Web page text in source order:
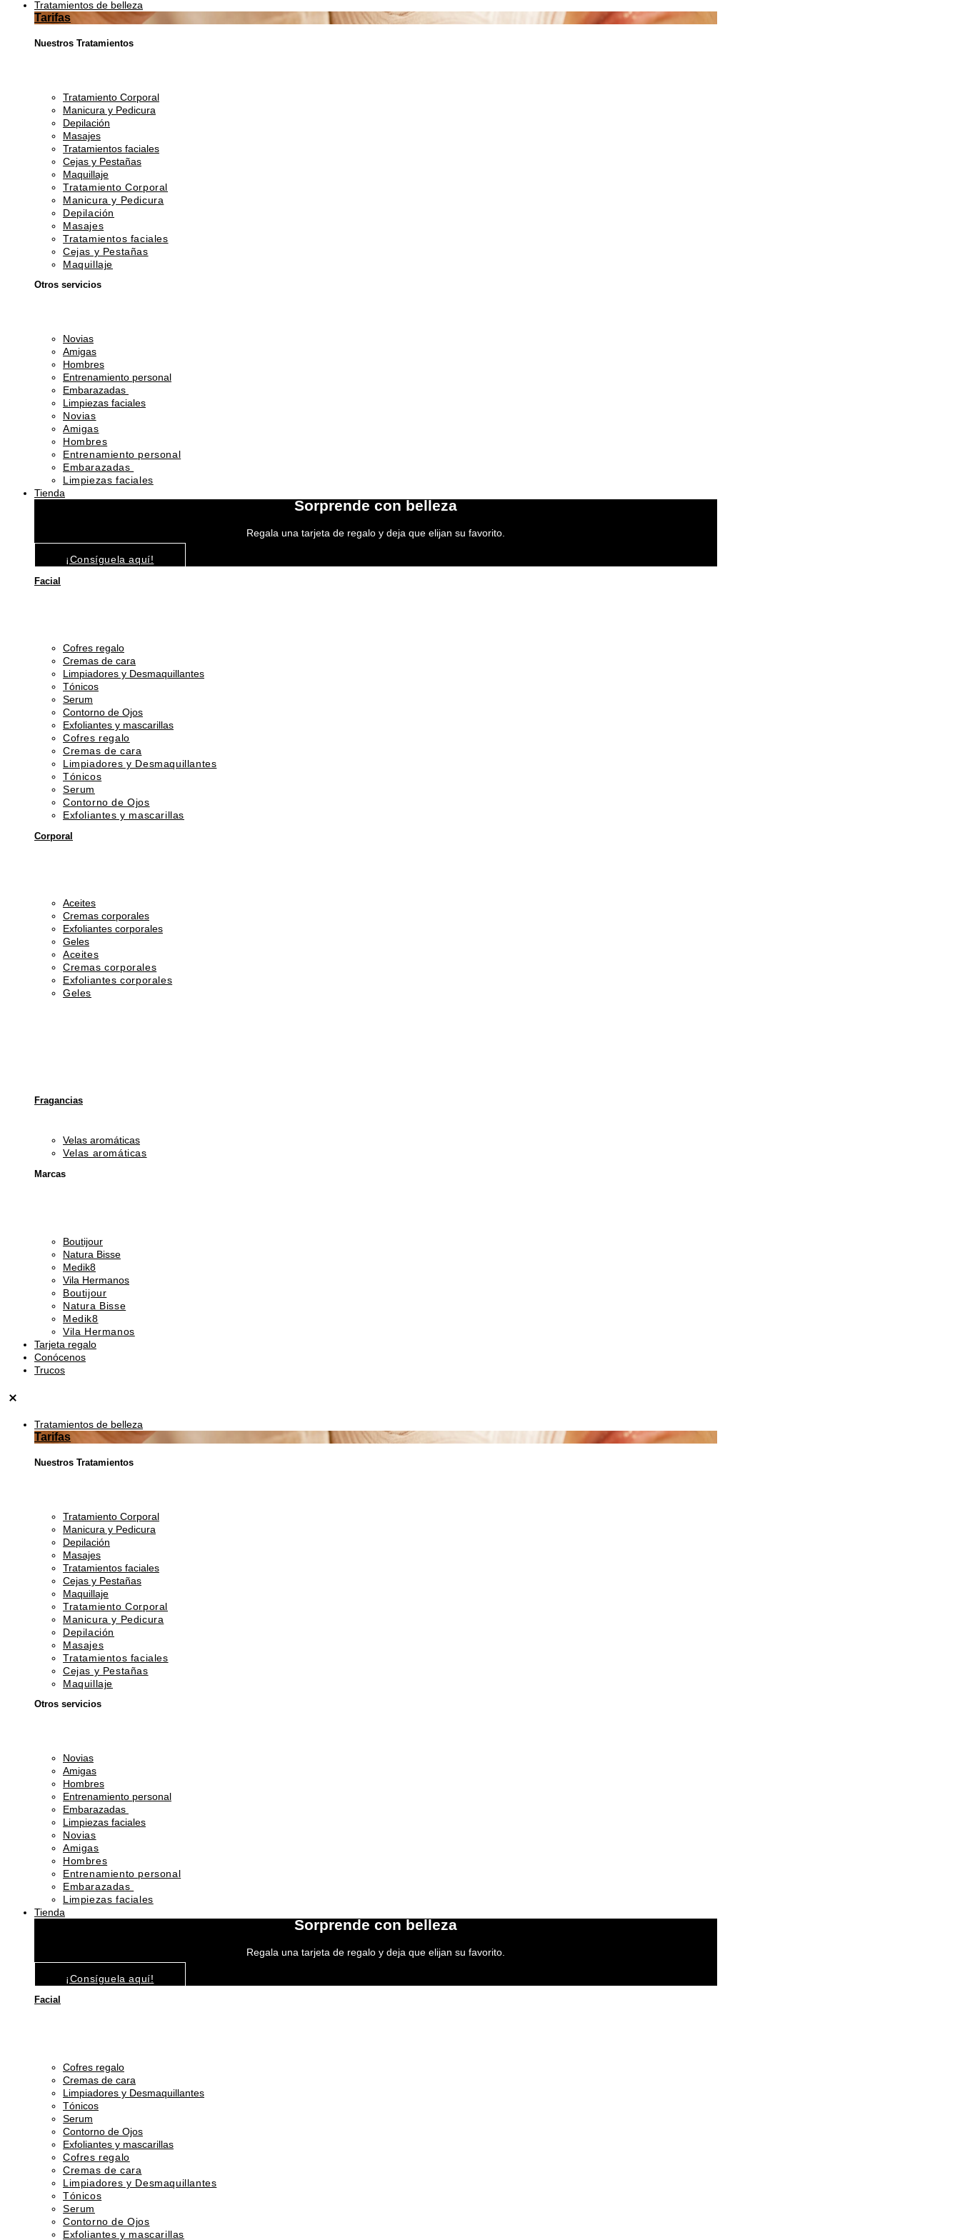
Tratamientos de belleza
Tarifas
Nuestros Tratamientos
Tratamiento Corporal
Manicura y Pedicura
Depilación
Masajes
Tratamientos faciales
Cejas y Pestañas
Maquillaje
Tratamiento Corporal
Manicura y Pedicura
Depilación
Masajes
Tratamientos faciales
Cejas y Pestañas
Maquillaje
Otros servicios
Novias
Amigas
Hombres
Entrenamiento personal
Embarazadas
Limpiezas faciales
Novias
Amigas
Hombres
Entrenamiento personal
Embarazadas
Limpiezas faciales
Tienda
Sorprende con belleza
Regala una tarjeta de regalo y deja que elijan su favorito.
¡Consíguela aquí!
Facial
Cofres regalo
Cremas de cara
Limpiadores y Desmaquillantes
Tónicos
Serum
Contorno de Ojos
Exfoliantes y mascarillas
Cofres regalo
Cremas de cara
Limpiadores y Desmaquillantes
Tónicos
Serum
Contorno de Ojos
Exfoliantes y mascarillas
Corporal
Aceites
Cremas corporales
Exfoliantes corporales
Geles
Aceites
Cremas corporales
Exfoliantes corporales
Geles
Fragancias
Velas aromáticas
Velas aromáticas
Marcas
Boutijour
Natura Bisse
Medik8
Vila Hermanos
Boutijour
Natura Bisse
Medik8
Vila Hermanos
Tarjeta regalo
Conócenos
Trucos
Tratamientos de belleza
Tarifas
Nuestros Tratamientos
Tratamiento Corporal
Manicura y Pedicura
Depilación
Masajes
Tratamientos faciales
Cejas y Pestañas
Maquillaje
Tratamiento Corporal
Manicura y Pedicura
Depilación
Masajes
Tratamientos faciales
Cejas y Pestañas
Maquillaje
Otros servicios
Novias
Amigas
Hombres
Entrenamiento personal
Embarazadas
Limpiezas faciales
Novias
Amigas
Hombres
Entrenamiento personal
Embarazadas
Limpiezas faciales
Tienda
Sorprende con belleza
Regala una tarjeta de regalo y deja que elijan su favorito.
¡Consíguela aquí!
Facial
Cofres regalo
Cremas de cara
Limpiadores y Desmaquillantes
Tónicos
Serum
Contorno de Ojos
Exfoliantes y mascarillas
Cofres regalo
Cremas de cara
Limpiadores y Desmaquillantes
Tónicos
Serum
Contorno de Ojos
Exfoliantes y mascarillas